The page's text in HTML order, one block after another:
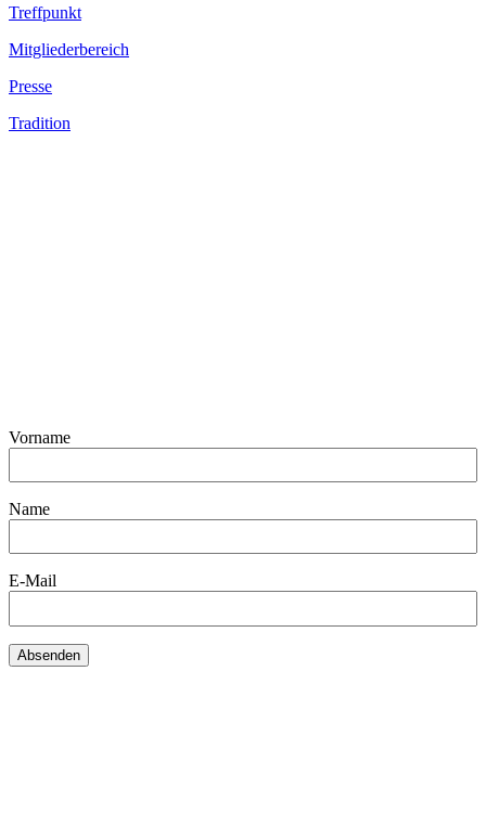
Treffpunkt
Mitgliederbereich
Presse
Tradition
Vorname
Name
E-Mail